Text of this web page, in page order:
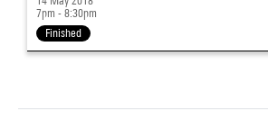
7pm - 8:30pm
Finished